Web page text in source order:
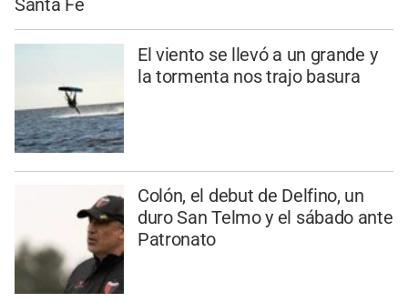
Santa Fe
El viento se llevó a un grande y
la tormenta nos trajo basura
Colón, el debut de Delfino, un
duro San Telmo y el sábado ante
Patronato